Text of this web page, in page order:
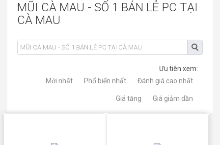
MŨI CÀ MAU - SỐ 1 BÁN LẺ PC TẠI
CÀ MAU
Ưu tiên xem:
Mới nhất
Phổ biến nhất Đánh giá cao nhất
Giá tăng Giá giảm dần